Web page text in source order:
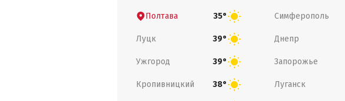
Полтава 35° Симферополь
Луцк 39° Днепр
Ужгород 39° Запорожье
Кропивницкий 38° Луганск